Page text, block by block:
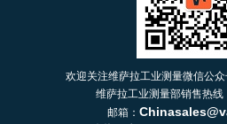
欢迎关注维萨拉工业测量微信公
维萨拉工业测量部销售热
邮箱：